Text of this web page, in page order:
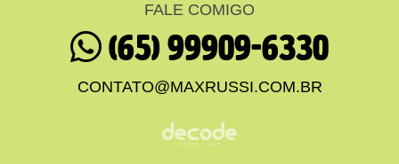
FALE COMIGO
(65) 99909-6330
CONTATO@MAXRUSSI.COM.BR